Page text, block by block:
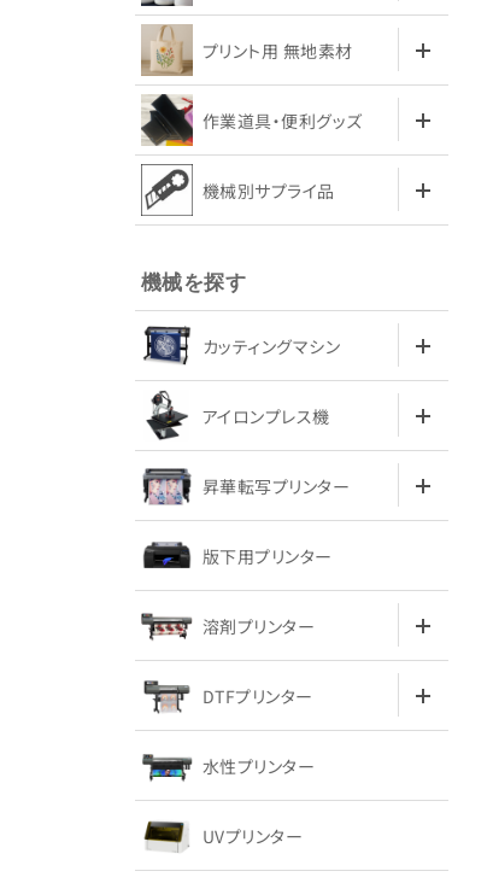
プリント用 無地素材
作業道具・便利グッズ
機械別サプライ品
機械を探す
カッティングマシン
アイロンプレス機
昇華転写プリンター
版下用プリンター
溶剤プリンター
DTFプリンター
水性プリンター
UVプリンター